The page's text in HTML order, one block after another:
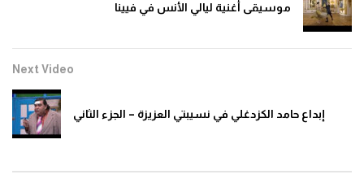
موسيقى أغنية ليالي الأنس في فيينا
Next Video
إبداع حامد الكزدغلي في نسيبتي العزيزة – الجزء الثاني